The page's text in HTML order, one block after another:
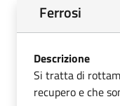
Ferrosi
Descrizione
Si tratta di
recupero e che